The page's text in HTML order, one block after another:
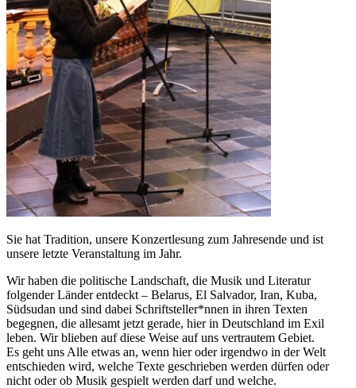
Sie hat Tradition, unsere Konzertlesung zum Jahresende und ist
unsere letzte Veranstaltung im Jahr.
Wir haben die politische Landschaft, die Musik und Literatur
folgender Länder entdeckt – Belarus, El Salvador, Iran, Kuba,
Südsudan und sind dabei Schriftsteller*nnen in ihren Texten
begegnen, die allesamt jetzt gerade, hier in Deutschland im Exil
leben. Wir blieben auf diese Weise auf uns vertrautem Gebiet.
Es geht uns Alle etwas an, wenn hier oder irgendwo in der Welt
entschieden wird, welche Texte geschrieben werden dürfen oder
nicht oder ob Musik gespielt werden darf und welche.